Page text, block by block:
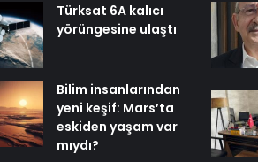
Türksat 6A kalıcı
yörüngesine ulaştı
Bilim insanlarından
yeni keşif: Mars’ta
eskiden yaşam var
mıydı?